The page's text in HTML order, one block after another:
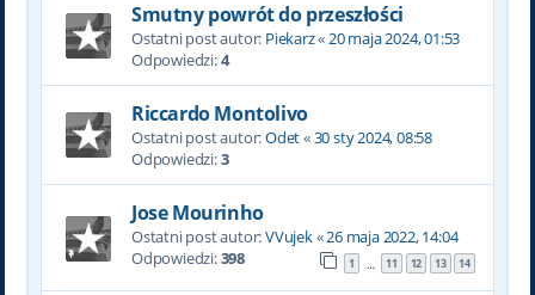
Smutny powrót do przeszłości
Ostatni post autor: Piekarz«20 maja 2024, 01:53
Odpowiedzi:4
Riccardo Montolivo
Ostatni post autor:Odet«30 sty 2024, 08:58
Odpowiedzi:3
Jose Mourinho
Ostatni post autor:VVujek«26 maja 2022, 14:04
Odpowiedzi:398 1 … 11 12 13 14